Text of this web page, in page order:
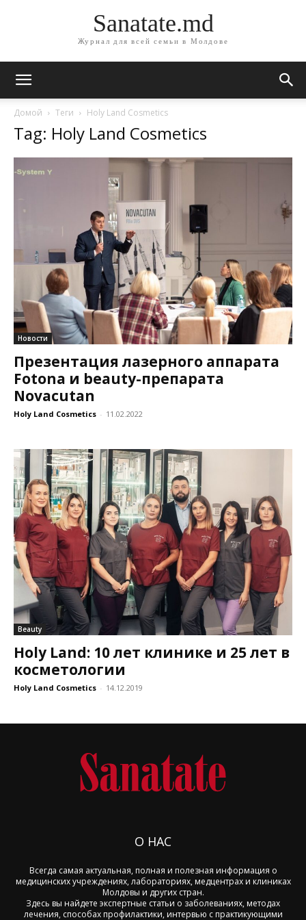
Sanatate.md
Журнал для всей семьи в Молдове
Домой Теги Holy Land Cosmetics
Tag: Holy Land Cosmetics
Новости
Презентация лазерного аппарата
Fotona и beauty-препарата
Novacutan
Holy Land Cosmetics - 11.02.2022
Beauty
Holy Land: 10 лет клинике и 25 лет в
косметологии
Holy Land Cosmetics - 14.12.2019
О НАС
Всегда самая актуальная, полная и полезная информация о
медицинских учреждениях, лабораториях, медцентрах и клиниках
Молдовы и других стран.
Здесь вы найдете экспертные статьи о заболеваниях, методах
лечения, способах профилактики, интервью с практикующими